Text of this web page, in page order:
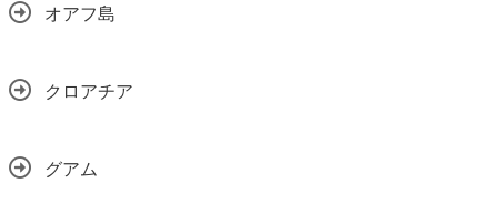
オアフ島
クロアチア
グアム